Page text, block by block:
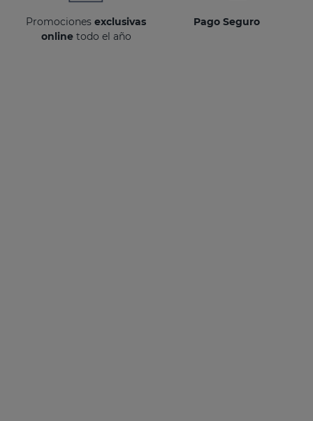
Promocionesexclusivas
onlinetodo el año
Pago Seguro